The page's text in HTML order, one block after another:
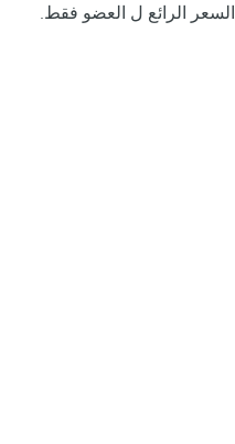
السعر الرائع ل العضو فقط.